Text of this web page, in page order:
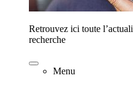
Retrouvez ici toute
recherche
Menu